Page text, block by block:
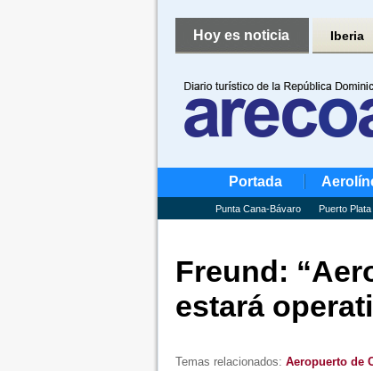
Hoy es noticia Iberia
Portada
Punta Cana-Bávaro Puerto Plata
Freund:
estará
Temas relacionados: Aeropuerto de